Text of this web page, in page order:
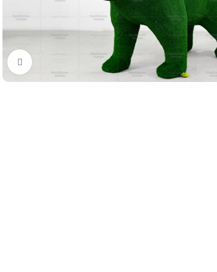
Нажмите, чтобы увеличить